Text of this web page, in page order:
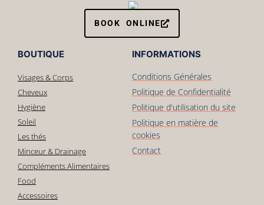
BOOK ONLINE
BOUTIQUE
Visages & Corps
Cheveux
Hygiène
Soleil
Les thés
Minceur & Drainage
Compléments Alimentaires
Food
Accessoires
INFORMATIONS
Conditions Générales
Politique de Confidentialité
Politique d'utilisation du site
Politique en matière de
cookies
Contact